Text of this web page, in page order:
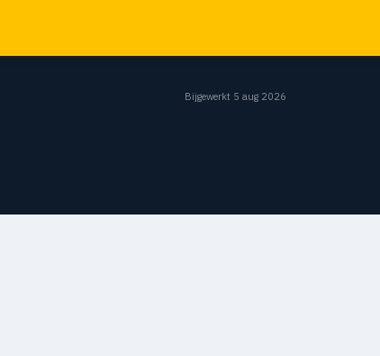
Bijgewerkt 5 aug 2026